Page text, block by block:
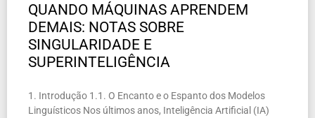
QUANDO MÁQUINAS APRENDEM
DEMAIS: NOTAS SOBRE
SINGULARIDADE E
SUPERINTELIGÊNCIA
1. Introdução 1.1. O Encanto e o Espanto dos Modelos
Linguísticos Nos últimos anos, Inteligência Artificial (IA)